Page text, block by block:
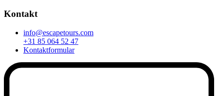
Kontakt
info@escapetours.com
+31 85 064 52 47
Kontaktformular